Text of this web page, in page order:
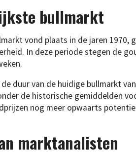
bullmarkt
vond plaats in de jaren 1970,
In deze periode stegen de
duur van de huidige bullmarkt
de historische gemiddelden
nog meer opwaarts
marktanalisten